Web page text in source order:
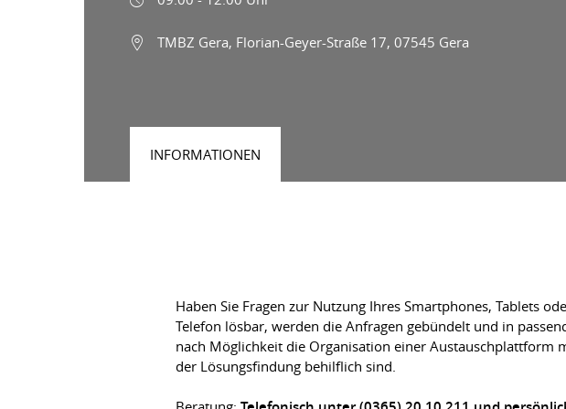
TMBZ Gera, Florian-Geyer-Straße 17, 07545 Gera
INFORMATIONEN
Haben Sie Fragen zur Nutzung Ihres Smartphones, Tablets
Telefon lösbar, werden die Anfragen gebündelt und in
nach Möglichkeit die Organisation einer Austauschplattform
der Lösungsfindung behilflich sind.